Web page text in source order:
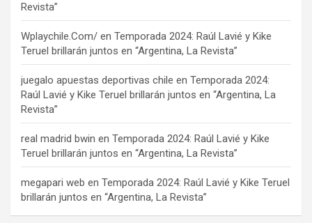
Revista”
Wplaychile.Com/ en Temporada 2024: Raúl Lavié y Kike
Teruel brillarán juntos en “Argentina, La Revista”
juegalo apuestas deportivas chile en Temporada 2024:
Raúl Lavié y Kike Teruel brillarán juntos en “Argentina, La
Revista”
real madrid bwin en Temporada 2024: Raúl Lavié y Kike
Teruel brillarán juntos en “Argentina, La Revista”
megapari web en Temporada 2024: Raúl Lavié y Kike Teruel
brillarán juntos en “Argentina, La Revista”